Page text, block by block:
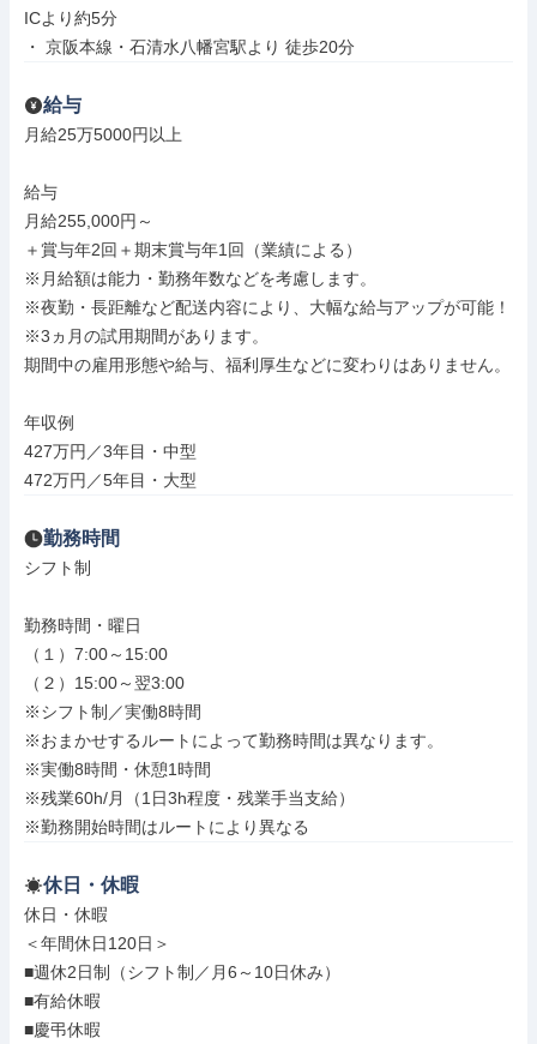
ICより約5分
・ 京阪本線・石清水八幡宮駅より 徒歩20分
給与
月給25万5000円以上
給与
月給255,000円～
＋賞与年2回＋期末賞与年1回（業績による）
※月給額は能力・勤務年数などを考慮します。
※夜勤・長距離など配送内容により、大幅な給与アップが可能！
※3ヵ月の試用期間があります。
期間中の雇用形態や給与、福利厚生などに変わりはありません。
年収例
427万円／3年目・中型
472万円／5年目・大型
勤務時間
シフト制
勤務時間・曜日
（１）7:00～15:00
（２）15:00～翌3:00
※シフト制／実働8時間
※おまかせするルートによって勤務時間は異なります。
※実働8時間・休憩1時間
※残業60h/月（1日3h程度・残業手当支給）
※勤務開始時間はルートにより異なる
休日・休暇
休日・休暇
＜年間休日120日＞
■週休2日制（シフト制／月6～10日休み）
■有給休暇
■慶弔休暇